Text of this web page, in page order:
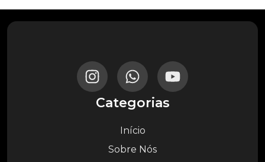
Categorias
Início
Sobre Nós